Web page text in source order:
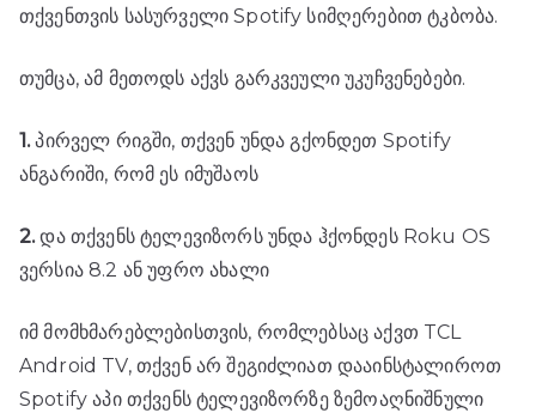
თქვენთვის სასურველი Spotify სიმღერებით ტკბობა.
თუმცა, ამ მეთოდს აქვს გარკვეული უკუჩვენებები.
1.პირველ რიგში, თქვენ უნდა გქონდეთ Spotify
ანგარიში, რომ ეს იმუშაოს
2.და თქვენს ტელევიზორს უნდა ჰქონდეს Roku OS
ვერსია 8.2 ან უფრო ახალი
იმ მომხმარებლებისთვის, რომლებსაც აქვთ TCL
Android TV, თქვენ არ შეგიძლიათ დააინსტალიროთ
Spotify აპი თქვენს ტელევიზორზე ზემოაღნიშნული